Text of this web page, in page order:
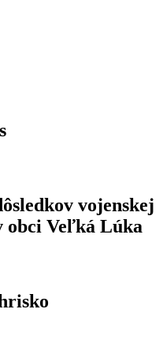
vojenskej
obci Veľká Lúka